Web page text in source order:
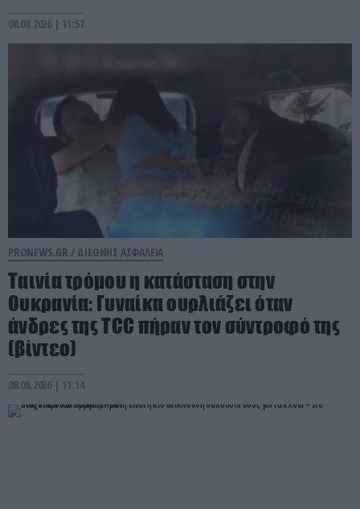
08.08.2026 | 11:57
PRONEWS.GR / ΔΙΕΘΝΗΣ ΑΣΦΑΛΕΙΑ
Ταινία τρόμου η κατάσταση στην
Ουκρανία: Γυναίκα ουρλιάζει όταν
άνδρες της TCC πήραν τον σύντροφό της
(βίντεο)
08.08.2026 | 11:14